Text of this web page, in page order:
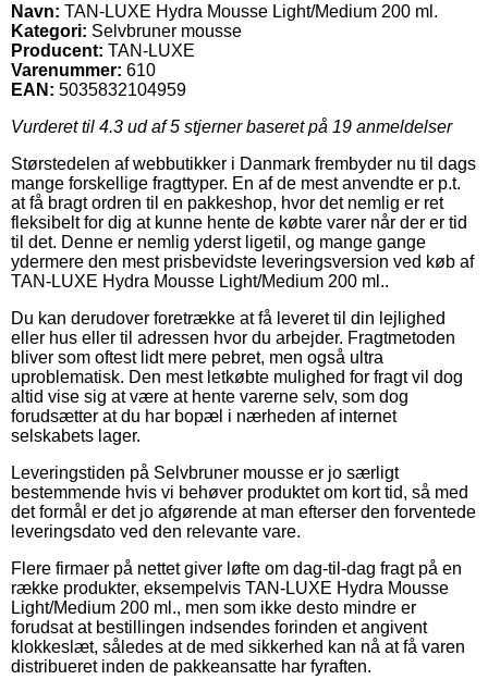
Navn: TAN-LUXE Hydra Mousse Light/Medium 200 ml.
Kategori: Selvbruner mousse
Producent: TAN-LUXE
Varenummer: 610
EAN: 5035832104959
Vurderet til 4.3 ud af 5 stjerner baseret på 19 anmeldelser
Størstedelen af webbutikker i Danmark frembyder nu til dags
mange forskellige fragttyper. En af de mest anvendte er p.t.
at få bragt ordren til en pakkeshop, hvor det nemlig er ret
fleksibelt for dig at kunne hente de købte varer når der er tid
til det. Denne er nemlig yderst ligetil, og mange gange
ydermere den mest prisbevidste leveringsversion ved køb af
TAN-LUXE Hydra Mousse Light/Medium 200 ml..
Du kan derudover foretrække at få leveret til din lejlighed
eller hus eller til adressen hvor du arbejder. Fragtmetoden
bliver som oftest lidt mere pebret, men også ultra
uproblematisk. Den mest letkøbte mulighed for fragt vil dog
altid vise sig at være at hente varerne selv, som dog
forudsætter at du har bopæl i nærheden af internet
selskabets lager.
Leveringstiden på Selvbruner mousse er jo særligt
bestemmende hvis vi behøver produktet om kort tid, så med
det formål er det jo afgørende at man efterser den forventede
leveringsdato ved den relevante vare.
Flere firmaer på nettet giver løfte om dag-til-dag fragt på en
række produkter, eksempelvis TAN-LUXE Hydra Mousse
Light/Medium 200 ml., men som ikke desto mindre er
forudsat at bestillingen indsendes forinden et angivent
klokkeslæt, således at de med sikkerhed kan nå at få varen
distribueret inden de pakkeansatte har fyraften.